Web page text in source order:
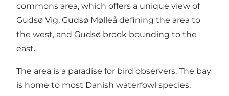
commons area, which offers a unique view of
Gudsø Vig. Gudsø Mølleå defining the area to
the west, and Gudsø brook bounding to the
east.
The area is a paradise for bird observers. The bay
is home to most Danish waterfowl species,